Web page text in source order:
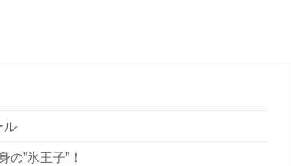
ル
”氷王子”！